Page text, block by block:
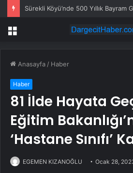
Sürekli Köyü’nde 500 Yıllık Bayram
Menü
Anasayfa / Haber
Haber
81 İlde Hayata
Eğitim
‘Hastane Sınıfı’
EGEMEN KIZANOĞLU Ocak 28,